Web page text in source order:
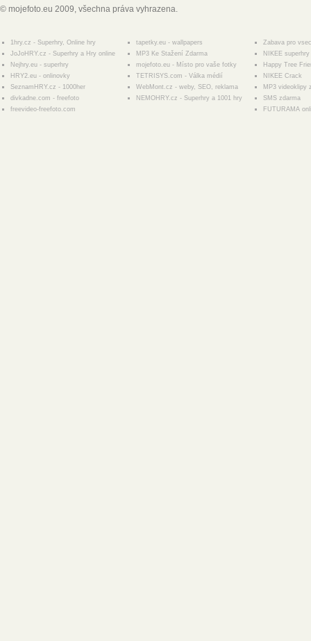
© mojefoto.eu 2009, všechna práva vyhrazena.
1hry.cz - Superhry, Online hry
JoJoHRY.cz - Superhry a Hry online
Nejhry.eu - superhry
HRY2.eu - onlinovky
SeznamHRY.cz - 1000her
divkadne.com - freefoto
freevideo-freefoto.com
tapetky.eu - wallpapers
MP3 Ke Stažení Zdarma
mojefoto.eu - Místo pro vaše fotky
TETRISYS.com - Válka médií
WebMont.cz - weby, SEO, reklama
NEMOHRY.cz - Superhry a 1001 hry
Zabava pro
NIKEE superhry
Happy Tree
NIKEE Crack
MP3 videoklipy
SMS zdarma
FUTURAMA